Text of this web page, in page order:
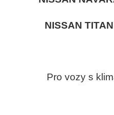
NISSAN
Pro vozy s